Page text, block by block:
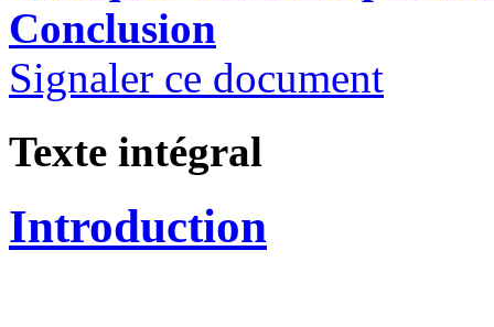
Conclusion
Signaler ce document
Texte intégral
Introduction